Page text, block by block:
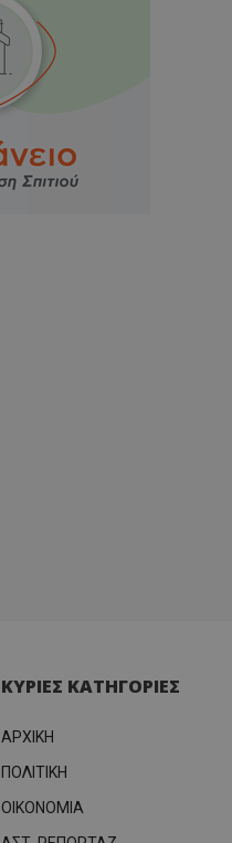
ΚΥΡΙΕΣ ΚΑΤΗΓΟΡΙΕΣ
ΑΡΧΙΚΗ
ΠΟΛΙΤΙΚΗ
OIKONOMIA